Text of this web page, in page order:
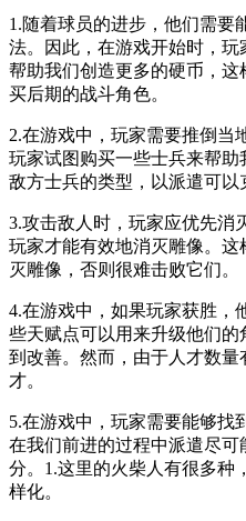
1.随着球员的进步，他们需要
法。因此，在游戏开始时，
帮助我们创造更多的硬币，
买后期的战斗角色。
2.在游戏中，玩家需要推倒当
玩家试图购买一些士兵来帮
敌方士兵的类型，以派遣可以
3.攻击敌人时，玩家应优先消
玩家才能有效地消灭雕像。
灭雕像，否则很难击败它们。
4.在游戏中，如果玩家获胜，
些天赋点可以用来升级他们
到改善。然而，由于人才数量
才。
5.在游戏中，玩家需要能够找
在我们前进的过程中派遣尽
分。1.这里的火柴人有很多种
样化。